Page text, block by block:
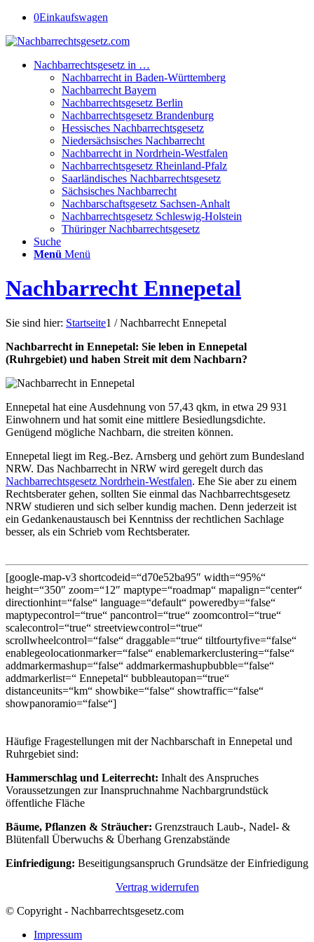
0Einkaufswagen
Nachbarrechtsgesetz in …
Nachbarrecht in Baden-Württemberg
Nachbarrecht Bayern
Nachbarrechtsgesetz Berlin
Nachbarrechtsgesetz Brandenburg
Hessisches Nachbarrechtsgesetz
Niedersächsisches Nachbarrecht
Nachbarrecht in Nordrhein-Westfalen
Nachbarrechtsgesetz Rheinland-Pfalz
Saarländisches Nachbarrechtsgesetz
Sächsisches Nachbarrecht
Nachbarschaftsgesetz Sachsen-Anhalt
Nachbarrechtsgesetz Schleswig-Holstein
Thüringer Nachbarrechtsgesetz
Suche
Menü Menü
Nachbarrecht Ennepetal
Sie sind hier: Startseite1 / Nachbarrecht Ennepetal
Nachbarrecht in Ennepetal: Sie leben in Ennepetal
(Ruhrgebiet) und haben Streit mit dem Nachbarn?
Ennepetal hat eine Ausdehnung von 57,43 qkm, in etwa 29 931
Einwohnern und hat somit eine mittlere Besiedlungsdichte.
Genügend mögliche Nachbarn, die streiten können.
Ennepetal liegt im Reg.-Bez. Arnsberg und gehört zum Bundesland
NRW. Das Nachbarrecht in NRW wird geregelt durch das
Nachbarrechtsgesetz Nordrhein-Westfalen. Ehe Sie aber zu einem
Rechtsberater gehen, sollten Sie einmal das Nachbarrechtsgesetz
NRW studieren und sich selber kundig machen. Denn jederzeit ist
ein Gedankenaustausch bei Kenntniss der rechtlichen Sachlage
besser, als ein Schrieb vom Rechtsberater.
[google-map-v3 shortcodeid=“d70e52ba95″ width=“95%“
height=“350″ zoom=“12″ maptype=“roadmap“ mapalign=“center“
directionhint=“false“ language=“default“ poweredby=“false“
maptypecontrol=“true“ pancontrol=“true“ zoomcontrol=“true“
scalecontrol=“true“ streetviewcontrol=“true“
scrollwheelcontrol=“false“ draggable=“true“ tiltfourtyfive=“false“
enablegeolocationmarker=“false“ enablemarkerclustering=“false“
addmarkermashup=“false“ addmarkermashupbubble=“false“
addmarkerlist=“ Ennepetal“ bubbleautopan=“true“
distanceunits=“km“ showbike=“false“ showtraffic=“false“
showpanoramio=“false“]
Häufige Fragestellungen mit der Nachbarschaft in Ennepetal und
Ruhrgebiet sind:
Hammerschlag und Leiterrecht: Inhalt des Anspruches
Voraussetzungen zur Inanspruchnahme Nachbargrundstück
öffentliche Fläche
Bäume, Pflanzen & Sträucher: Grenzstrauch Laub-, Nadel- &
Blütenfall Überwuchs & Überhang Grenzabstände
Einfriedigung: Beseitigungsanspruch Grundsätze der Einfriedigung
Vertrag widerrufen
© Copyright - Nachbarrechtsgesetz.com
Impressum